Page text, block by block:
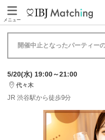
メニュー
開催中止となったパーティー
5/20(水) 19:00～21:00
代々木
JR 渋谷駅から徒歩9分